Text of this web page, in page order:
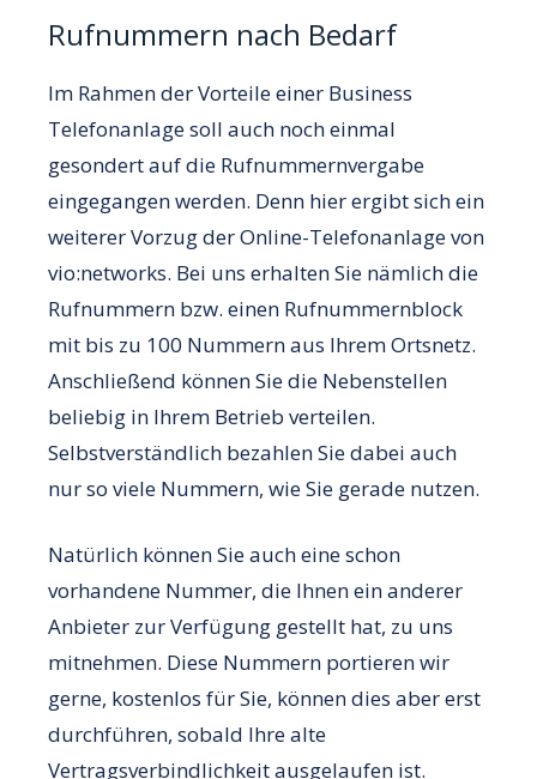
Rufnummern nach Bedarf
Im Rahmen der Vorteile einer Business
Telefonanlage soll auch noch einmal
gesondert auf die Rufnummernvergabe
eingegangen werden. Denn hier ergibt sich ein
weiterer Vorzug der Online-Telefonanlage von
vio:networks. Bei uns erhalten Sie nämlich die
Rufnummern bzw. einen Rufnummernblock
mit bis zu 100 Nummern aus Ihrem Ortsnetz.
Anschließend können Sie die Nebenstellen
beliebig in Ihrem Betrieb verteilen.
Selbstverständlich bezahlen Sie dabei auch
nur so viele Nummern, wie Sie gerade nutzen.
Natürlich können Sie auch eine schon
vorhandene Nummer, die Ihnen ein anderer
Anbieter zur Verfügung gestellt hat, zu uns
mitnehmen. Diese Nummern portieren wir
gerne, kostenlos für Sie, können dies aber erst
durchführen, sobald Ihre alte
Vertragsverbindlichkeit ausgelaufen ist.